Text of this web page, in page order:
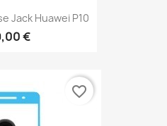
Jack Huawei P10
€
favorite_border